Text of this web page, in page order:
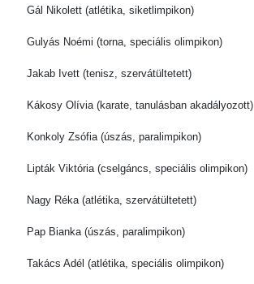
Gál Nikolett (atlétika, siketlimpikon)
Gulyás Noémi (torna, speciális olimpikon)
Jakab Ivett (tenisz, szervátültetett)
Kákosy Olívia (karate, tanulásban akadályozott)
Konkoly Zsófia (úszás, paralimpikon)
Lipták Viktória (cselgáncs, speciális olimpikon)
Nagy Réka (atlétika, szervátültetett)
Pap Bianka (úszás, paralimpikon)
Takács Adél (atlétika, speciális olimpikon)